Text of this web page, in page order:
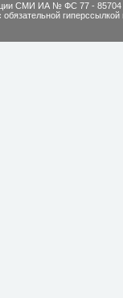
СМИ ИА № ФС 77 - 85704
гиперссылкой